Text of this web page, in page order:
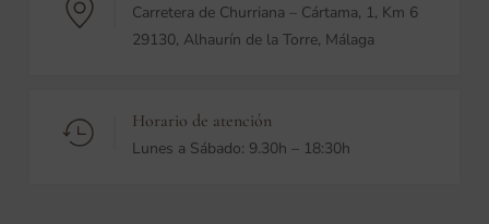
Carretera de Churriana – Cártama, 1, Km 6
29130, Alhaurín de la Torre, Málaga
Horario de atención
Lunes a Sábado: 9.30h – 18:30h